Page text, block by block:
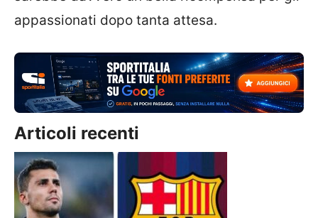
appassionati dopo tanta attesa.
Articoli recenti